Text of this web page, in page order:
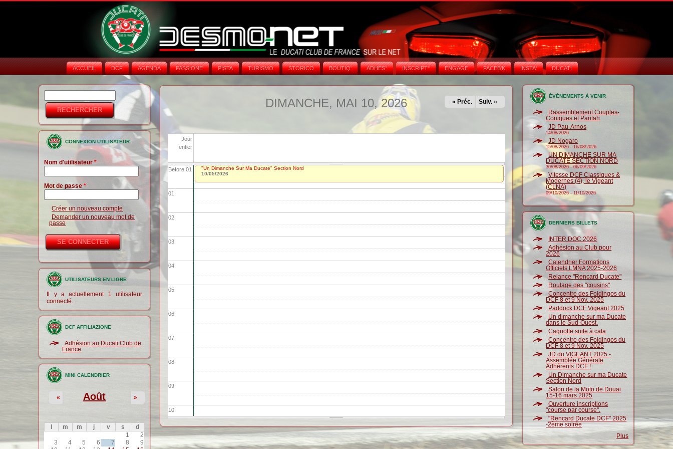
ACCUEIL DCF AGENDA PASSIONE PISTA TURISMO STORICO BOUTIQ' ADHÉS° INSCRIPT° ENGAGE FACEB'K INSTA‘ DUCATI
Formulaire de
recherche
CONNEXION UTILISATEUR
Nom d'utilisateur*
Mot de passe*
Créer un nouveau compte
Demander un nouveau mot de
passe
UTILISATEURS EN LIGNE
Il y a actuellement 1 utilisateur
connecté.
DCF AFFILIAZIONE
Adhésion au Ducati Club de
France
MINI CALENDRIER
Août
« »
m m j v s
d
1
2
3
4 5 6 7 8
9
DIMANCHE, MAI 10, 2026 « Préc. Suiv. »
Jour
entier
Before 01
01
02
03
04
05
06
07
08
09
10
"Un Dimanche Sur Ma Ducate" Section Nord
10/05/2026
ÉVÉNEMENTS À VENIR
Rassemblement Couples-
Coniques et Pantah
JD Pau-Arnos
14/08/2026
JD Nogaro
15/08/2026 -16/08/2026
UN DIMANCHE SUR MA
DUCATE SECTION NORD
30/08/2026-06/09/2026
Vitesse DCF Classiques &
Modernes (4), le Vigeant
(CLNA)
09/10/2026-11/10/2026
DERNIERS BILLETS
INTER DOC 2026
Adhésion au Club pour
2026
Calendrier Formations
Officiels LMNA 2025-2026
Relance "Rencard Ducate"
Roulage des "cousins"
Concentre des Foldingos du
DCF 8 et 9 Nov. 2025
Paddock DCF Vigeant 2025
Un dimanche sur ma Ducate
dans le Sud-Ouest.
Cagnotte suite à cata
Concentre des Foldingos du
DCF 8 et 9 Nov. 2025
JD du VIGEANT 2025 -
Assemblée Générale
Adhérents DCF !
Un Dimanche sur ma Ducate
Section Nord
Salon de la Moto de Douai
15-16 mars 2025
Ouverture inscriptions
"course par course".
"Rencard Ducate DCF" 2025
-2ème soirée
Plus